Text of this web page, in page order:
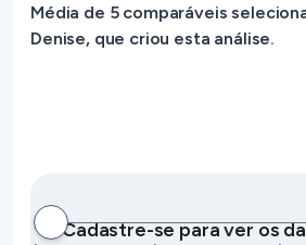
Média de 5 comparáveis
Denise, que criou esta análise.
Cadastre-se para ver os